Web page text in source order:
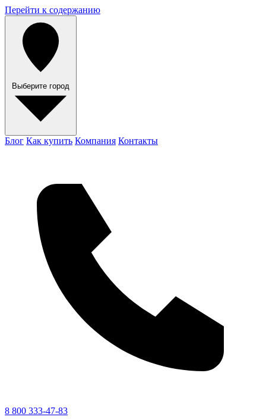
Перейти к содержанию
Выберите город
Блог Как купить Компания Контакты
8 800 333-47-83